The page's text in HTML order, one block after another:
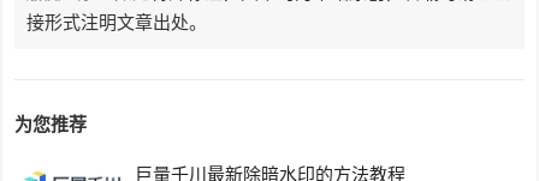
接形式注明文章出处。
为您推荐
巨量千川最新除暗水印的方法教程